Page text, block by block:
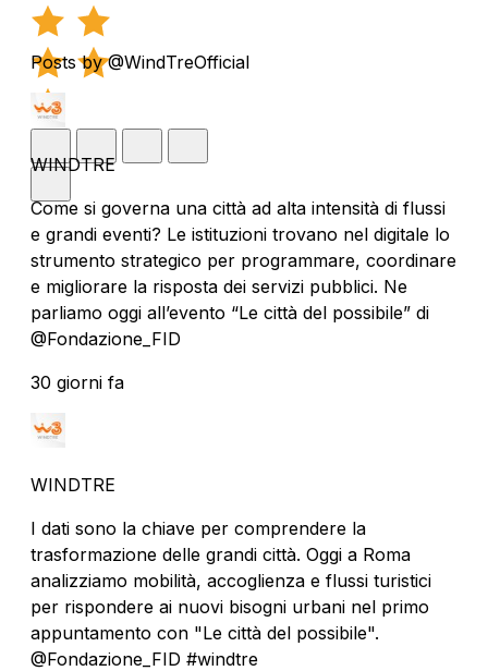
Posts by @WindTreOfficial
WINDTRE
Come si governa una città ad alta intensità di flussi
e grandi eventi? Le istituzioni trovano nel digitale lo
strumento strategico per programmare, coordinare
e migliorare la risposta dei servizi pubblici. Ne
parliamo oggi all’evento “Le città del possibile” di
@Fondazione_FID
30 giorni fa
WINDTRE
I dati sono la chiave per comprendere la
trasformazione delle grandi città. Oggi a Roma
analizziamo mobilità, accoglienza e flussi turistici
per rispondere ai nuovi bisogni urbani nel primo
appuntamento con "Le città del possibile".
@Fondazione_FID #windtre